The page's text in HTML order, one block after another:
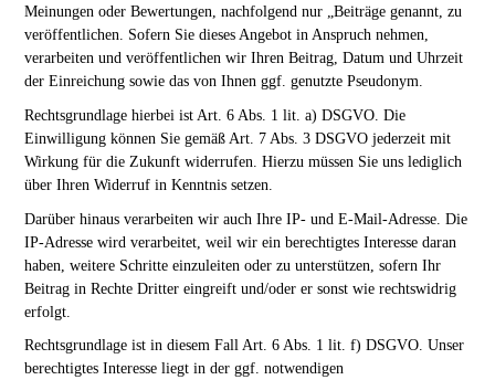
Meinungen oder Bewertungen, nachfolgend nur „Beiträge genannt, zu
veröffentlichen. Sofern Sie dieses Angebot in Anspruch nehmen,
verarbeiten und veröffentlichen wir Ihren Beitrag, Datum und Uhrzeit
der Einreichung sowie das von Ihnen ggf. genutzte Pseudonym.
Rechtsgrundlage hierbei ist Art. 6 Abs. 1 lit. a) DSGVO. Die
Einwilligung können Sie gemäß Art. 7 Abs. 3 DSGVO jederzeit mit
Wirkung für die Zukunft widerrufen. Hierzu müssen Sie uns lediglich
über Ihren Widerruf in Kenntnis setzen.
Darüber hinaus verarbeiten wir auch Ihre IP- und E-Mail-Adresse. Die
IP-Adresse wird verarbeitet, weil wir ein berechtigtes Interesse daran
haben, weitere Schritte einzuleiten oder zu unterstützen, sofern Ihr
Beitrag in Rechte Dritter eingreift und/oder er sonst wie rechtswidrig
erfolgt.
Rechtsgrundlage ist in diesem Fall Art. 6 Abs. 1 lit. f) DSGVO. Unser
berechtigtes Interesse liegt in der ggf. notwendigen